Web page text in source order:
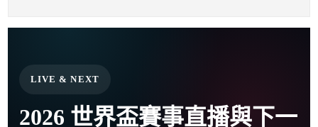
LIVE & NEXT
2026 世界盃賽事直播與下一